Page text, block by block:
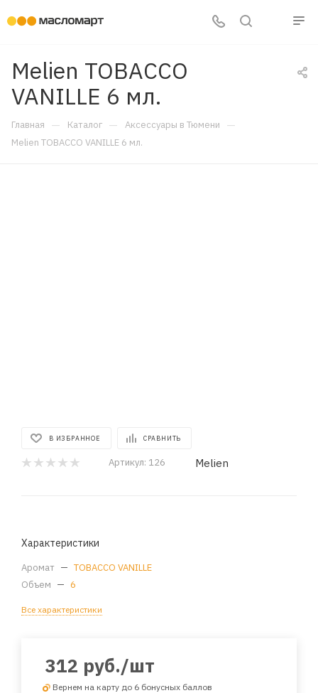
Melien TOBACCO
VANILLE 6 мл.
Главная — Каталог — Аксессуары в Тюмени —
Melien TOBACCO VANILLE 6 мл.
В ИЗБРАННОЕ СРАВНИТЬ
Артикул: 126 Melien
Характеристики
Аромат — TOBACCO VANILLE
Объем — 6
Все характеристики
312 руб./шт
Вернем на карту до 6 бонусных баллов